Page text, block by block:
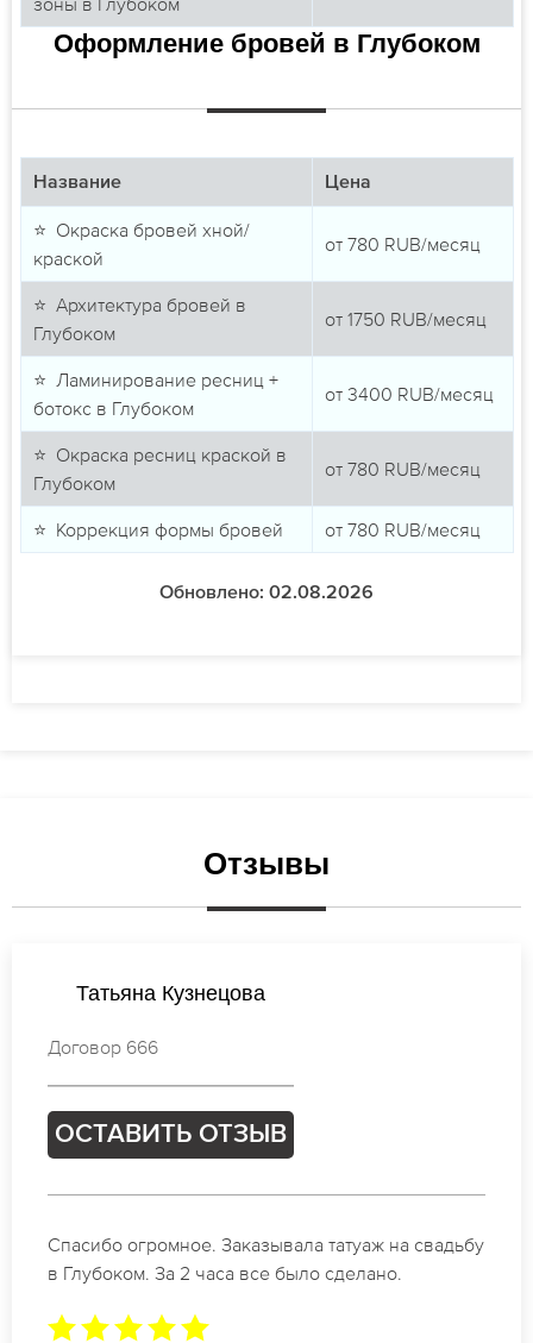
Оформление бровей в Глубоком
Название Цена
⭐ Окраска бровей хной/
краской
от 780 RUB/месяц
⭐ Архитектура бровей в
Глубоком
от 1750 RUB/месяц
⭐ Ламинирование ресниц +
ботокс в Глубоком
от 3400 RUB/месяц
⭐ Окраска ресниц краской в
Глубоком
от 780 RUB/месяц
⭐ Коррекция формы бровей от 780 RUB/месяц
Обновлено: 02.08.2026
Отзывы
Наталья Кузнецова
Договор 251
ОСТАВИТЬ ОТЗЫВ
Отличные специалисты своего дела по
коррекции бровей в Глубоком. Замечательный